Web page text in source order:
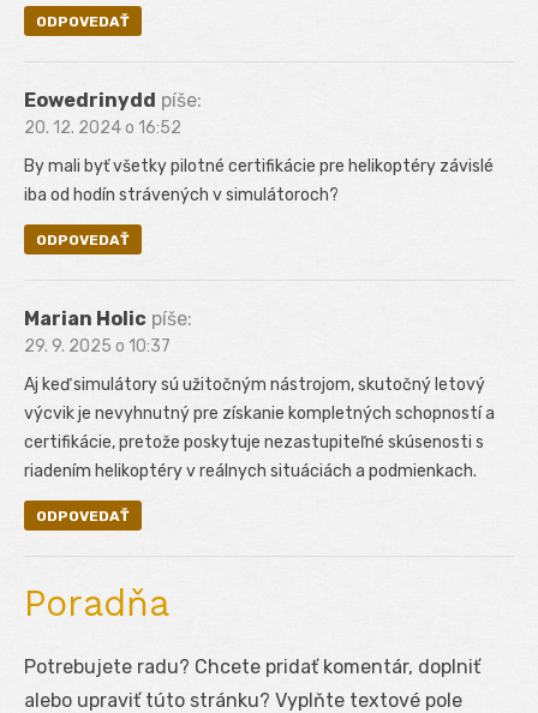
ODPOVEDAŤ
Eowedrinydd píše:
20. 12. 2024 o 16:52
By mali byť všetky pilotné certifikácie pre helikoptéry závislé
iba od hodín strávených v simulátoroch?
ODPOVEDAŤ
Marian Holic píše:
29. 9. 2025 o 10:37
Aj keď simulátory sú užitočným nástrojom, skutočný letový
výcvik je nevyhnutný pre získanie kompletných schopností a
certifikácie, pretože poskytuje nezastupiteľné skúsenosti s
riadením helikoptéry v reálnych situáciách a podmienkach.
ODPOVEDAŤ
Poradňa
Potrebujete radu? Chcete pridať komentár, doplniť
alebo upraviť túto stránku? Vyplňte textové pole